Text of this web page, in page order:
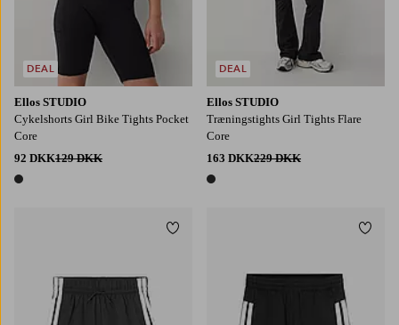
Ellos STUDIO
Cykelshorts Girl Bike Tights Pocket
Core
92 DKK129 DKK
1 farve
DEAL
Ellos STUDIO
Træningstights Girl Tights Flare
Core
163 DKK229 DKK
1 farve
DEAL
Tilføj til favoritter